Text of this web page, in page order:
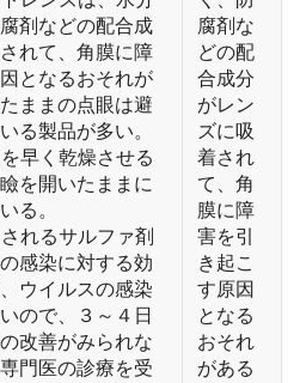
剤などの配合成
れて、角膜に障
となるおそれが
ままの点眼は避
る製品が多い。
早く乾燥させる
を開いたままに
る。
れるサルファ剤
感染に対する効
ウイルスの感染
ので、３～４日
改善がみられな
門医の診療を受
腐剤な
どの配
合成分
がレン
ズに吸
着され
て、角
膜に障
害を引
き起こ
す原因
となる
おそれ
がある